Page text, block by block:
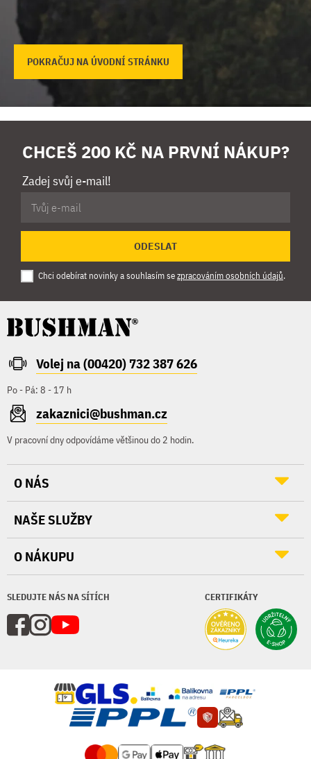
POKRAČUJ NA ÚVODNÍ STRÁNKU
CHCEŠ 200 KČ NA PRVNÍ NÁKUP?
Zadej svůj e-mail!
ODESLAT
Chci odebírat novinky a souhlasím sezpracováním osobních údajů.
Volej na (00420) 732 387 626
Po - Pá: 8 - 17 h
zakaznici@bushman.cz
V pracovní dny odpovídáme většinou do 2 hodin.
SLEDUJTE NÁS NA SÍTÍCH CERTIFIKÁTY
O NÁS
NAŠE SLUŽBY
O NÁKUPU